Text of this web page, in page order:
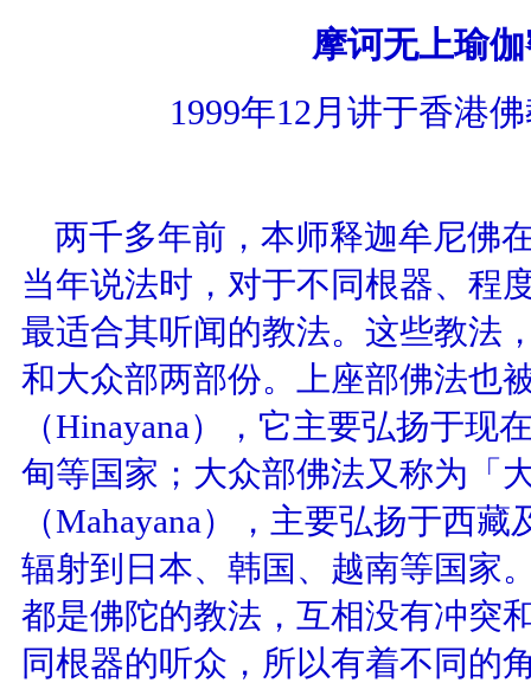
摩诃无上瑜
1999年12月讲于香港
两千多年前，本师释迦牟尼佛
当年说法时，对于不同根器、程
最适合其听闻的教法。这些教法
和大众部两部份。上座部佛法也
（Hinayana），它主要弘扬于现
甸等国家；大众部佛法又称为「
（Mahayana），主要弘扬于西藏
辐射到日本、韩国、越南等国家
都是佛陀的教法，互相没有冲突
同根器的听众，所以有着不同的